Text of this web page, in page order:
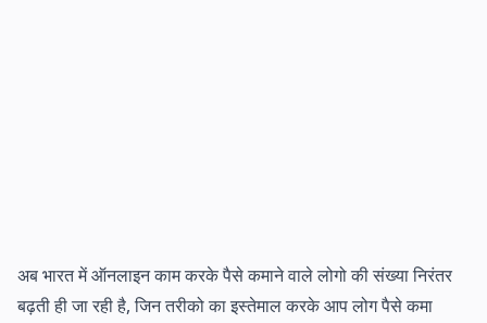
अब भारत में ऑनलाइन काम करके पैसे कमाने वाले लोगो की संख्या निरंतर
बढ़ती ही जा रही है, जिन तरीको का इस्तेमाल करके आप लोग पैसे कमा